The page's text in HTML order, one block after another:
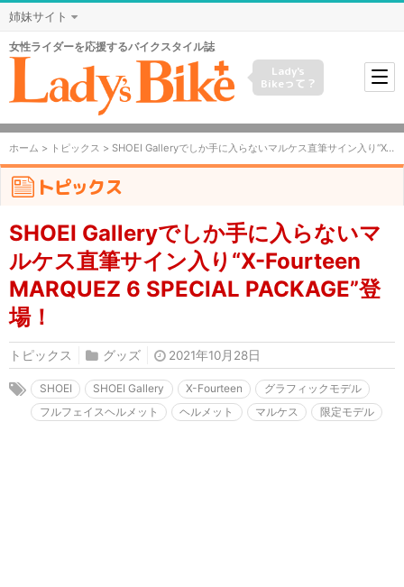
姉妹サイト
女性ライダーを応援するバイクスタイル誌
Lady's
Bikeって？
ホーム > トピックス > SHOEI Galleryでしか手に入らないマルケス直筆サイン入り“X-Fourteen MARQUEZ 6 SPECIAL PACKAGE”登場！
トピックス
SHOEI Galleryでしか手に入らないマ
ルケス直筆サイン入り“X-Fourteen
MARQUEZ 6 SPECIAL PACKAGE”登
場！
トピックス グッズ 2021年10月28日
SHOEI SHOEI Gallery X-Fourteen
グラフィックモデル
フルフェイスヘルメット
ヘルメット マルケス 限定モデル